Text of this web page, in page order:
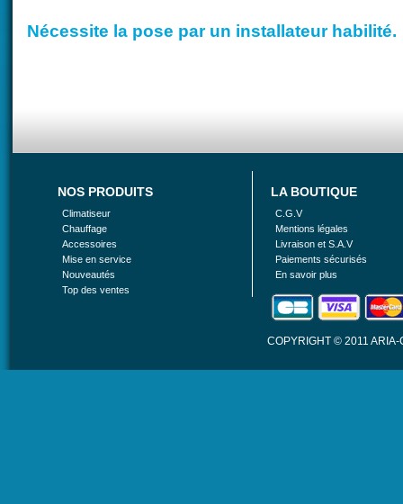
Nécessite la pose par un installateur habilité.
NOS PRODUITS
Climatiseur
Chauffage
Accessoires
Mise en service
Nouveautés
Top des ventes
LA BOUTIQUE
C.G.V
Mentions légales
Livraison et S.A.V
Paiements sécurisés
En savoir plus
COPYRIGHT © 2011